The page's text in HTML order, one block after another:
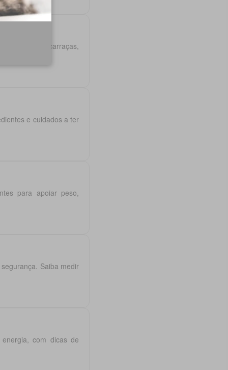
pulgas e carraças,
e cuidados a ter
para apoiar peso,
Saiba medir
com dicas de